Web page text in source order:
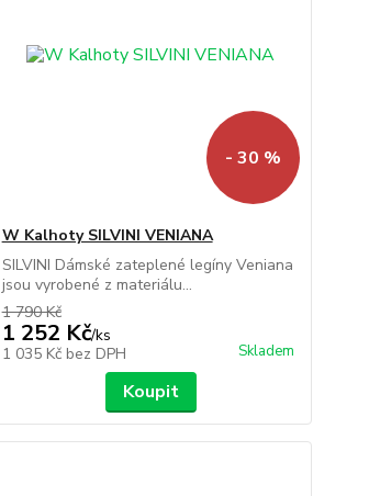
- 30 %
W Kalhoty SILVINI VENIANA
SILVINI Dámské zateplené legíny Veniana
jsou vyrobené z materiálu...
1 790 Kč
1 252 Kč/ks
1 035 Kč bez DPH Skladem
Koupit